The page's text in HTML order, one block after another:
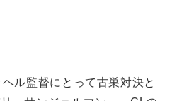
ル監督にとって古巣対決と